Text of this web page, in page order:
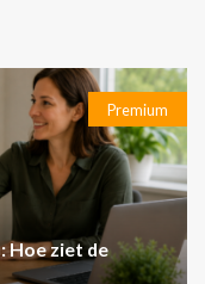
Premium
Hoe ziet de